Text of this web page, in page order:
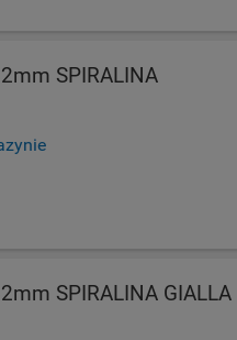
SPIRALINA
SPIRALINA GIALLA